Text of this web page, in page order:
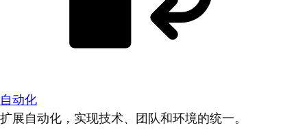
自动化
扩展自动化，实现技术、团队和环境的统一。